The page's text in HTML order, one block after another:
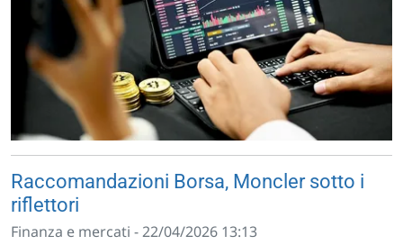
Raccomandazioni Borsa, Moncler sotto i
riflettori
Finanza e mercati - 22/04/2026 13:13